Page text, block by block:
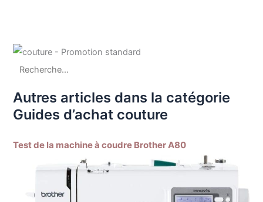
Autres articles dans la catégorie
Guides d’achat couture
Test de la machine à coudre Brother A80